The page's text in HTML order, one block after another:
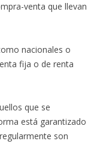
venta que llevan
nacionales o
fija o de renta
que se
está garantizado
son